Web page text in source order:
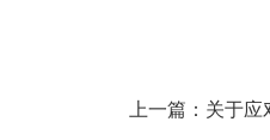
上一篇： 关于应